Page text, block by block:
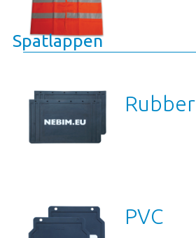
Spatlappen
Rubber
PVC